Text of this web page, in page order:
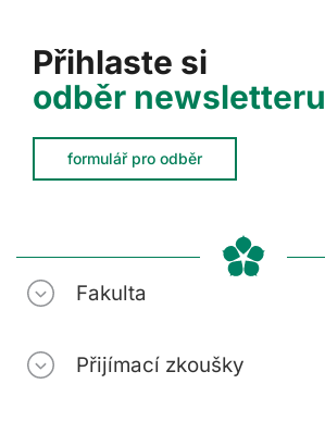
Přihlaste si
odběr newsletteru
formulář pro odběr
Fakulta
Přijímací zkoušky